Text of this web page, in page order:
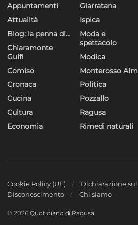
Appuntamenti
Attualità
Blog: la penna di…
Chiaramonte
Gulfi
Comiso
Cronaca
Cucina
Cultura
Economia
Giarratana
Ispica
Moda e
spettacolo
Modica
Monterosso
Politica
Pozzallo
Ragusa
Rimedi naturali
Cookie Policy (UE)
Dichiarazione
Disconoscimento
Chi siamo
© 2026 Quotidiano di Ragusa